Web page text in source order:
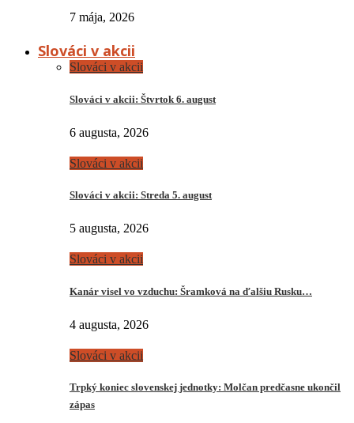
7 mája, 2026
Slováci v akcii
Slováci v akcii
Slováci v akcii: Štvrtok 6. august
6 augusta, 2026
Slováci v akcii
Slováci v akcii: Streda 5. august
5 augusta, 2026
Slováci v akcii
Kanár visel vo vzduchu: Šramková na ďalšiu Rusku…
4 augusta, 2026
Slováci v akcii
Trpký koniec slovenskej jednotky: Molčan predčasne ukončil
zápas